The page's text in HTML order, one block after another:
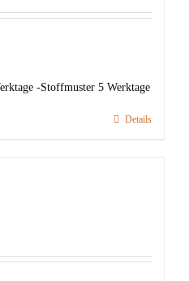
-Stoffmuster 5 Werktage
Details